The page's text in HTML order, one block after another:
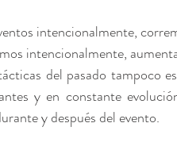
intencionalmente,
intencionalmente,
del pasado tampoco
y en constante
y después del evento.